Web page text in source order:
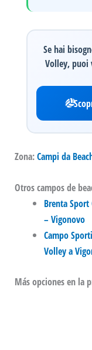
Se hai
Volley, puoi
Zona:Campi da
Otros campos de
Brenta
– Vigonovo
Campo
Volley a
Más opciones en la